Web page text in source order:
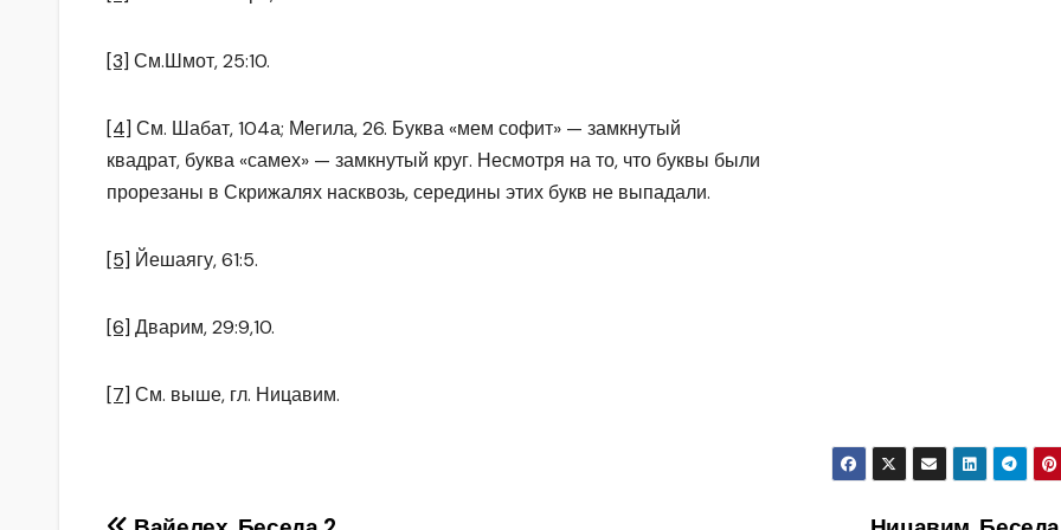
[3] См.Шмот, 25:10.
[4] См. Шабат, 104а; Мегила, 26. Буква «мем софит» — замкнутый
квадрат, буква «самех» — замкнутый круг. Несмотря на то, что буквы были
прорезаны в Скрижалях насквозь, середины этих букв не выпадали.
[5] Йешаягу, 61:5.
[6] Дварим, 29:9,10.
[7] См. выше, гл. Ницавим.